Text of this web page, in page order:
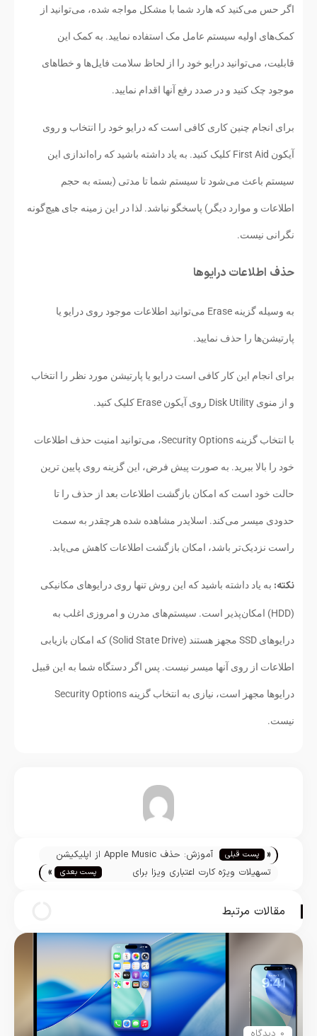
اگر حس می‌کنید که هارد شما با مشکل مواجه شده، می‌توانید از
کمک‌های اولیه سیستم عامل مک استفاده نمایید. به کمک این
قابلیت، می‌توانید درایو خود را از لحاظ سلامت فایل‌ها و خطاهای
موجود چک کنید و در صدد رفع آنها اقدام نمایید.
برای انجام چنین کاری کافی است که درایو خود را انتخاب و روی
آیکون First Aid کلیک کنید. به یاد داشته باشید که راه‌اندازی این
سیستم باعث می‌شود تا سیستم شما تا مدتی (بسته به حجم
اطلاعات و موارد دیگر) پاسخگو نباشد. لذا در این زمینه جای هیچ‌گونه
نگرانی نیست.
حذف اطلاعات درایوها
به وسیله گزینه Erase می‌توانید اطلاعات موجود روی درایو یا
پارتیشن‌ها را حذف نمایید.
برای انجام این کار کافی است درایو یا پارتیشن مورد نظر را انتخاب
و از منوی Disk Utility روی آيکون Erase کلیک کنید.
با انتخاب گزینه Security Options، می‌توانید امنیت حذف اطلاعات
خود را بالا ببرید. به صورت پیش فرض، این گزینه روی پایین ترین
حالت خود است که امکان بازگشت اطلاعات بعد از حذف را تا
حدودی میسر می‌کند. اسلایدر مشاهده شده هرچقدر به سمت
راست نزدیک‌تر باشد، امکان بازگشت اطلاعات کاهش می‌یابد.
نکته: به یاد داشته باشید که این روش تنها روی درایوهای مکانیکی
(HDD) امکان‌پذیر است. سیستم‌های مدرن و امروزی اغلب به
درایوهای SSD مجهز هستند (Solid State Drive) که امکان بازیابی
اطلاعات از روی آنها میسر نیست. پس اگر دستگاه شما به این قبیل
درایوها مجهز است، نیازی به انتخاب گزینه Security Options
نیست.
تیم تحریریه « پست قبلی
آموزش: حذف Apple Music از اپلیکیشن
موسیقی اپل
تسهیلات ویژه کارت اعتباری ویزا برای
پست بعدی »
مقالات مرتبط